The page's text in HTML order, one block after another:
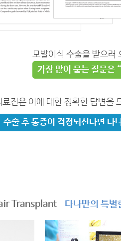
모발이식 수술을 받으러
가장 많이 묻는 질문은
료진은 이에 대한 정확한 답변을
수술 후 통증이 걱정되신다면 다
Transplant 다나만의 특별